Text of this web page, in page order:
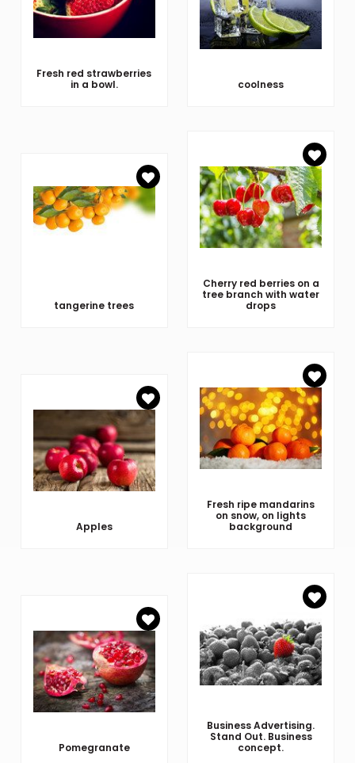
Fresh red strawberries
in a bowl.
coolness
tangerine trees
Cherry red berries on a
tree branch with water
drops
Apples
Fresh ripe mandarins
on snow, on lights
background
Pomegranate
Business Advertising.
Stand Out. Business
concept.